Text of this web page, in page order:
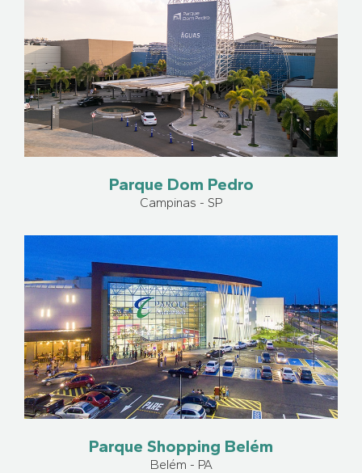
Parque Dom Pedro
Campinas - SP
Parque Shopping Belém
Belém - PA